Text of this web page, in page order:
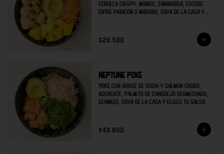
cebolla crispy, mango, zanahoria, escoge
entre patacón o maduro, soya de la casa y
$29.500
Neptune poke
Poke con arroz de sushi y salmón crudo,
aguacate, palmito de cangrejo desmechado,
seaweed, soya de la casa y eliges tu salsa.
$43.600